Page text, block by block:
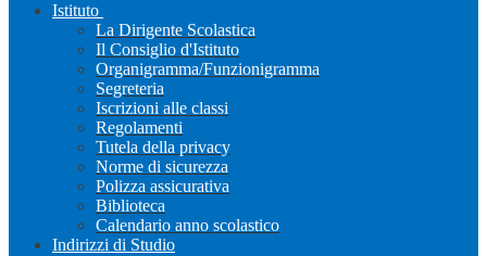
Istituto
La Dirigente Scolastica
Il Consiglio d'Istituto
Organigramma/Funzionigramma
Segreteria
Iscrizioni alle classi
Regolamenti
Tutela della privacy
Norme di sicurezza
Polizza assicurativa
Biblioteca
Calendario anno scolastico
Indirizzi di Studio